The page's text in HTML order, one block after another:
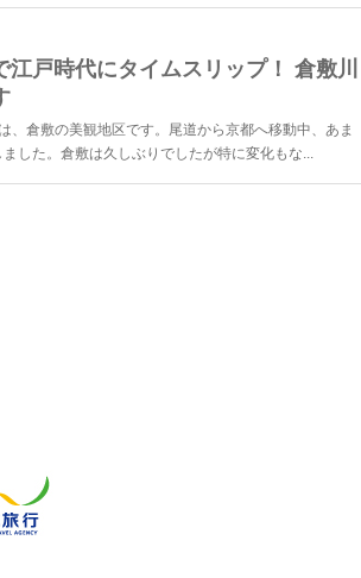
江戸時代にタイムスリップ！ 倉敷川
、倉敷の美観地区です。尾道から京都へ移動中、あま
した。倉敷は久しぶりでしたが特に変化もな...